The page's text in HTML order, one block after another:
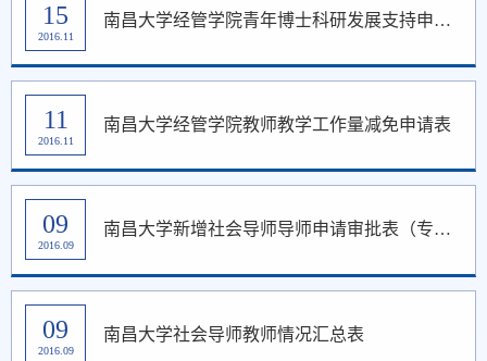
15
2016.11
南昌大学经管学院青年博士科研发展支持申请表
11
2016.11
南昌大学经管学院教师教学工作量减免申请表
09
2016.09
南昌大学新增社会导师导师申请审批表（专业学位型）
09
2016.09
南昌大学社会导师教师情况汇总表